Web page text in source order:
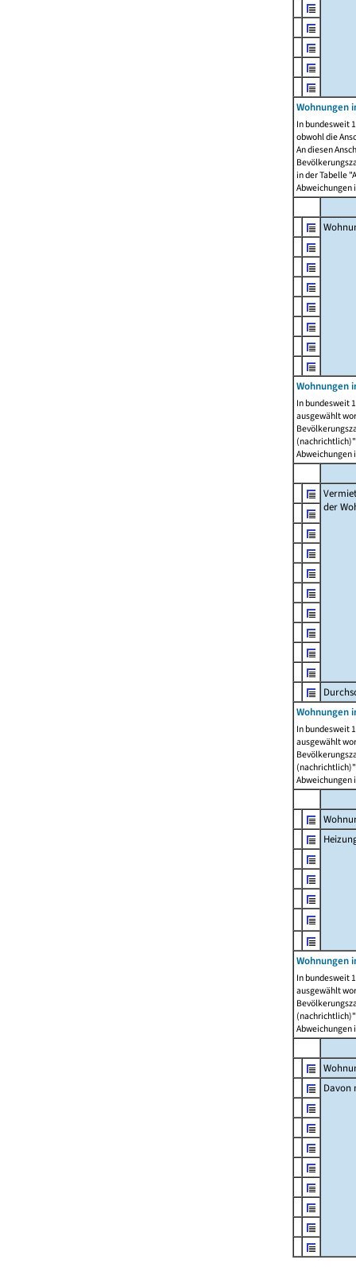
Wohnungen
In bundesweit
obwohl die
An diesen
in der Tabelle
Abweichungen
Wohnungen
In bundesweit
ausgewählt
Abweichungen
der
Wohnungen
In bundesweit
ausgewählt
Abweichungen
Wohnungen
In bundesweit
ausgewählt
Abweichungen
Davon